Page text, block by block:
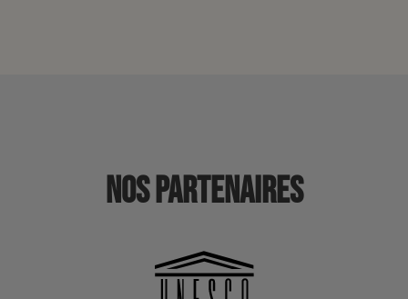
Nos partenaires